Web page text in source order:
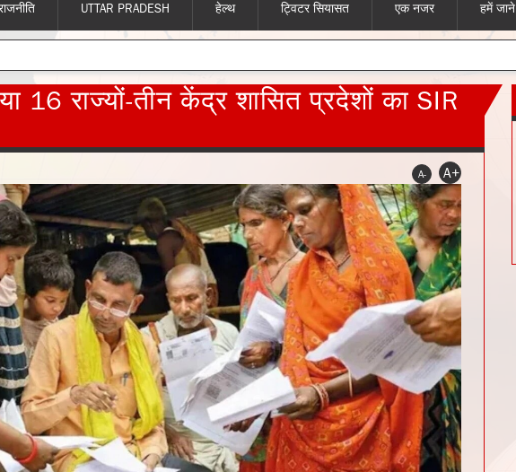
UTTAR PRADESH हेल्थ ट्विटर सियासत एक नजर हमें जाने
16 राज्यों-तीन केंद्र शासित प्रदेशों का SIR
A- A+